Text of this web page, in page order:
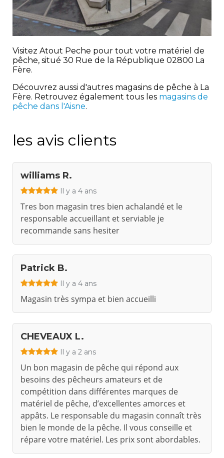
Visitez Atout Peche pour tout votre matériel de
pêche, situé 30 Rue de la République 02800 La
Fère.
Découvrez aussi d'autres magasins de pêche à La
Fère. Retrouvez également tous les magasins de
pêche dans l'Aisne.
les avis clients
williams R.
Il y a 4 ans
Tres bon magasin tres bien achalandé et le
responsable accueillant et serviable je
recommande sans hesiter
Patrick B.
Il y a 4 ans
Magasin très sympa et bien accueilli
CHEVEAUX L.
Il y a 2 ans
Un bon magasin de pêche qui répond aux
besoins des pêcheurs amateurs et de
compétition dans différentes marques de
matériel de pêche, d’excellentes amorces et
appâts. Le responsable du magasin connaît très
bien le monde de la pêche. Il vous conseille et
répare votre matériel. Les prix sont abordables.